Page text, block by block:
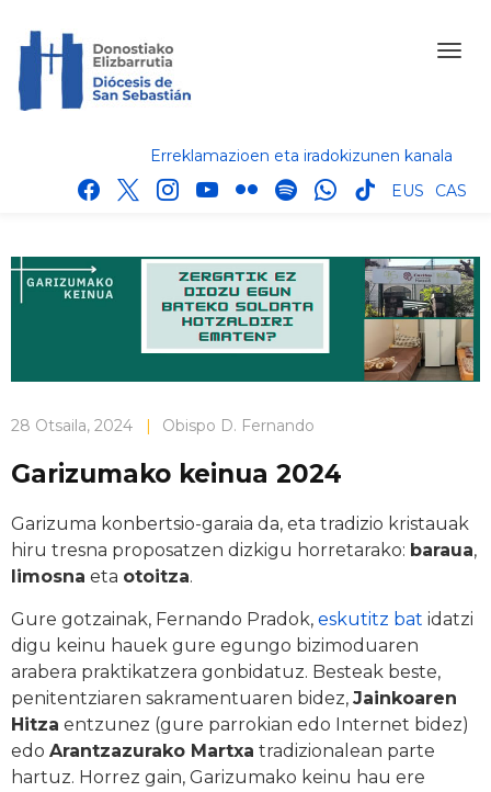
Erreklamazioen eta iradokizunen kanala
facebook
x instagram
youtube
flickr spotifywhatsapp
tik
EUS CAS
28 Otsaila, 2024 | Obispo D. Fernando
Garizumako keinua 2024
Garizuma konbertsio-garaia da, eta tradizio kristauak
hiru tresna proposatzen dizkigu horretarako: baraua,
limosna eta otoitza.
Gure gotzainak, Fernando Pradok, eskutitz bat idatzi
digu keinu hauek gure egungo bizimoduaren
arabera praktikatzera gonbidatuz. Besteak beste,
penitentziaren sakramentuaren bidez, Jainkoaren
Hitza entzunez (gure parrokian edo Internet bidez)
edo Arantzazurako Martxa tradizionalean parte
hartuz. Horrez gain, Garizumako keinu hau ere